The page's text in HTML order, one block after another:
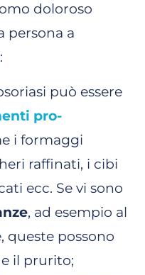
doloroso
persona a
può essere
pro-
i formaggi
raffinati, i cibi
ecc. Se vi sono
, ad esempio al
queste possono
il prurito;